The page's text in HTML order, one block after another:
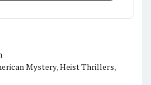
Mystery,Heist Thrillers,